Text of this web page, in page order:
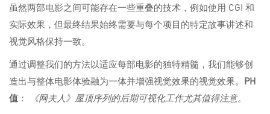
虽然两部电影之间可能存在一些重叠的技术，例如使用 CGI 和
实际效果，但最终结果始终需要与每个项目的特定故事讲述和
视觉风格保持一致。
通过调整我们的方法以适应每部电影的独特精髓，我们能够创
造出与整体电影体验融为一体并增强视觉效果的视觉效果。 PH
值 ：
《网夫人》屋顶序列的后期可视化工作尤其值得注意。